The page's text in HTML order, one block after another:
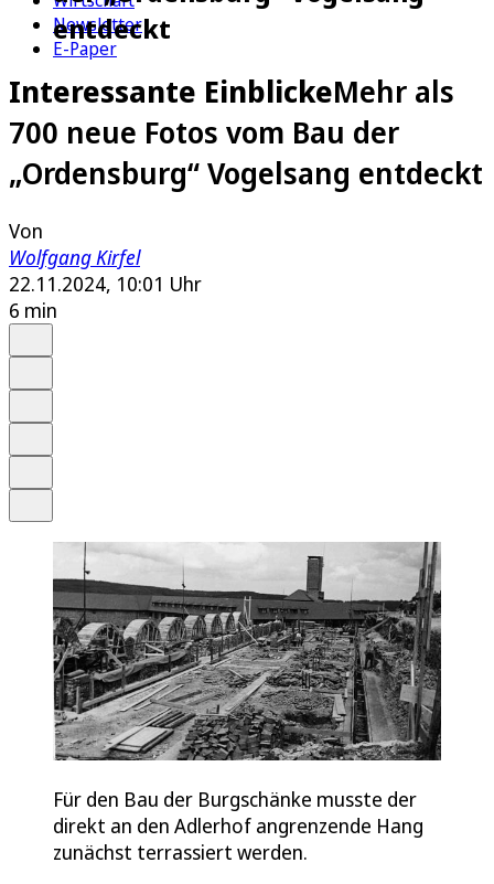
Newsletter
E-Paper
entdeckt
Interessante EinblickeMehr als
700 neue Fotos vom Bau der
„Ordensburg“ Vogelsang entdeckt
Von
Wolfgang Kirfel
22.11.2024, 10:01 Uhr
6 min
Für den Bau der Burgschänke musste der
direkt an den Adlerhof angrenzende Hang
zunächst terrassiert werden.